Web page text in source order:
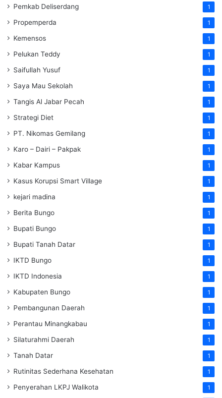
Pemkab Deliserdang 1
Propemperda 1
Kemensos 1
Pelukan Teddy 1
Saifullah Yusuf 1
Saya Mau Sekolah 1
Tangis Al Jabar Pecah 1
Strategi Diet 1
PT. Nikomas Gemilang 1
Karo – Dairi – Pakpak 1
Kabar Kampus 1
Kasus Korupsi Smart Village 1
kejari madina 1
Berita Bungo 1
Bupati Bungo 1
Bupati Tanah Datar 1
IKTD Bungo 1
IKTD Indonesia 1
Kabupaten Bungo 1
Pembangunan Daerah 1
Perantau Minangkabau 1
Silaturahmi Daerah 1
Tanah Datar 1
Rutinitas Sederhana Kesehatan 1
Penyerahan LKPJ Walikota 1